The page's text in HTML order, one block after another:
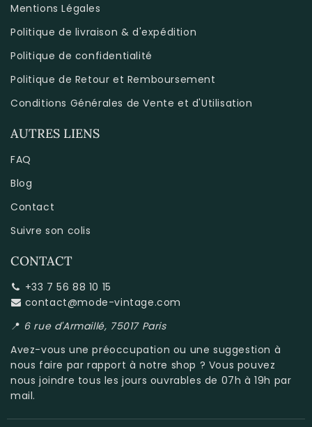
Mentions Légales
Politique de livraison & d'expédition
Politique de confidentialité
Politique de Retour et Remboursement
Conditions Générales de Vente et d'Utilisation
AUTRES LIENS
FAQ
Blog
Contact
Suivre son colis
CONTACT
+33 7 56 88 10 15
contact@mode-vintage.com
📍 6 rue d'Armaillé, 75017 Paris
Avez-vous une préoccupation ou une suggestion à
nous faire par rapport ànotre shop ? Vous pouvez
nous joindre tous les jours ouvrables de 07h à 19h par
mail.